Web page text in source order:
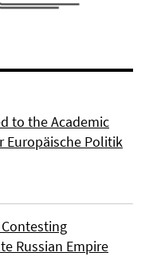
to the Academic
Europäische Politik
Russian Empire